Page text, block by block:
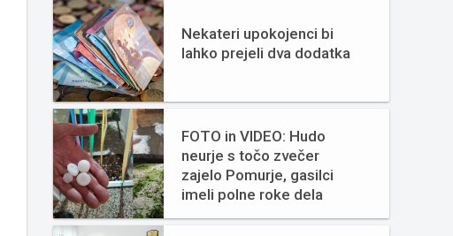
Nekateri upokojenci bi
lahko prejeli dva dodatka
FOTO in VIDEO: Hudo
neurje s točo zvečer
zajelo Pomurje, gasilci
imeli polne roke dela